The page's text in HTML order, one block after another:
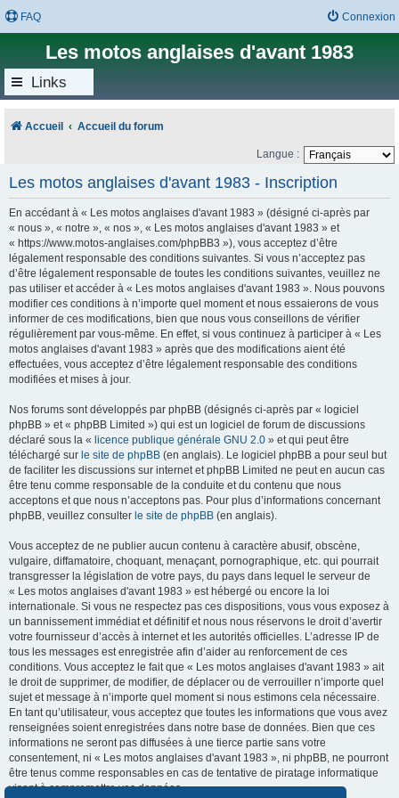
FAQ Connexion
Les motos anglaises d'avant 1983
Links
Accueil Accueil du forum
Langue :
Les motos anglaises d'avant 1983 - Inscription
En accédant à « Les motos anglaises d'avant 1983 » (désigné ci-après par
« nous », « notre », « nos », « Les motos anglaises d'avant 1983 » et
« https://www.motos-anglaises.com/phpBB3 »), vous acceptez d’être
légalement responsable des conditions suivantes. Si vous n’acceptez pas
d’être légalement responsable de toutes les conditions suivantes, veuillez ne
pas utiliser et accéder à « Les motos anglaises d'avant 1983 ». Nous pouvons
modifier ces conditions à n’importe quel moment et nous essaierons de vous
informer de ces modifications, bien que nous vous conseillons de vérifier
régulièrement par vous-même. En effet, si vous continuez à participer à « Les
motos anglaises d'avant 1983 » après que des modifications aient été
effectuées, vous acceptez d’être légalement responsable des conditions
modifiées et mises à jour.
Nos forums sont développés par phpBB (désignés ci-après par « logiciel
phpBB » et « phpBB Limited ») qui est un logiciel de forum de discussions
déclaré sous la « licence publique générale GNU 2.0 » et qui peut être
téléchargé sur le site de phpBB (en anglais). Le logiciel phpBB a pour seul but
de faciliter les discussions sur internet et phpBB Limited ne peut en aucun cas
être tenu comme responsable de la conduite et du contenu que nous
acceptons et que nous n’acceptons pas. Pour plus d’informations concernant
phpBB, veuillez consulter le site de phpBB (en anglais).
Vous acceptez de ne publier aucun contenu à caractère abusif, obscène,
vulgaire, diffamatoire, choquant, menaçant, pornographique, etc. qui pourrait
transgresser la législation de votre pays, du pays dans lequel le serveur de
« Les motos anglaises d'avant 1983 » est hébergé ou encore la loi
internationale. Si vous ne respectez pas ces dispositions, vous vous exposez à
un bannissement immédiat et définitif et nous nous réservons le droit d’avertir
votre fournisseur d’accès à internet et les autorités officielles. L’adresse IP de
tous les messages est enregistrée afin d’aider au renforcement de ces
conditions. Vous acceptez le fait que « Les motos anglaises d'avant 1983 » ait
le droit de supprimer, de modifier, de déplacer ou de verrouiller n’importe quel
sujet et message à n’importe quel moment si nous estimons cela nécessaire.
En tant qu’utilisateur, vous acceptez que toutes les informations que vous avez
renseignées soient enregistrées dans notre base de données. Bien que ces
informations ne seront pas diffusées à une tierce partie sans votre
consentement, ni « Les motos anglaises d'avant 1983 », ni phpBB, ne pourront
être tenus comme responsables en cas de tentative de piratage informatique
visant à compromettre vos données.